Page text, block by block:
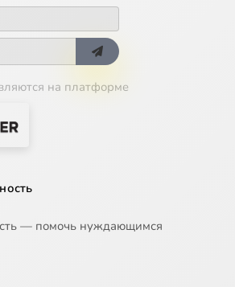
на платформе
— помочь нуждающимся